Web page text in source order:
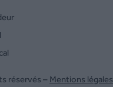
réservés – Mentions légales